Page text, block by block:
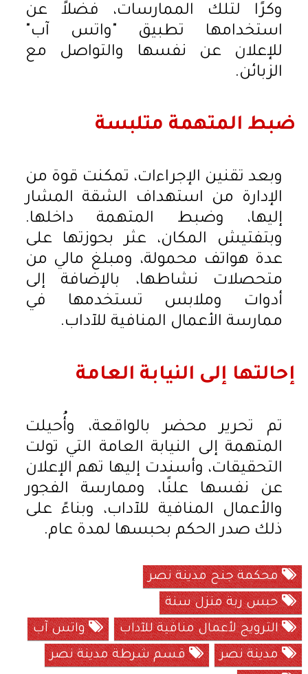
وكرًا لتلك الممارسات، فضلاً عن
استخدامها تطبيق "واتس آب"
للإعلان عن نفسها والتواصل مع
الزبائن.
ضبط المتهمة متلبسة
وبعد تقنين الإجراءات، تمكنت قوة من
الإدارة من استهداف الشقة المشار
إليها، وضبط المتهمة داخلها.
وبتفتيش المكان، عثر بحوزتها على
عدة هواتف محمولة، ومبلغ مالي من
متحصلات نشاطها، بالإضافة إلى
أدوات وملابس تستخدمها في
ممارسة الأعمال المنافية للآداب.
إحالتها إلى النيابة العامة
تم تحرير محضر بالواقعة، وأُحيلت
المتهمة إلى النيابة العامة التي تولت
التحقيقات، وأسندت إليها تهم الإعلان
عن نفسها علنًا، وممارسة الفجور
والأعمال المنافية للآداب، وبناءً على
ذلك صدر الحكم بحبسها لمدة عام.
محكمة جنح مدينة نصر
حبس ربة منزل سنة
الترويج لأعمال منافية للآداب
واتس آب
مدينة نصر
قسم شرطة مدينة نصر